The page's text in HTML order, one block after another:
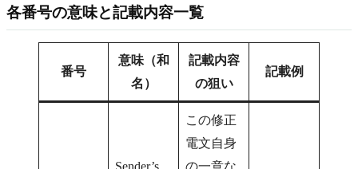
各番号の意味と記載内容一覧
番号
意味（和
名）
記載内容
の狙い
記載例
この修正
電文自身